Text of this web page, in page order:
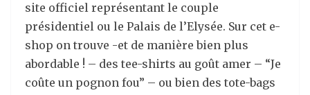
site officiel représentant le couple
présidentiel ou le Palais de l’Elysée. Sur cet e-
shop on trouve -et de manière bien plus
abordable ! – des tee-shirts au goût amer – “Je
coûte un pognon fou” – ou bien des tote-bags